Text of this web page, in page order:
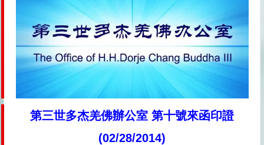
第三世多杰羌佛辦公室 第十號來函印證
(02/28/2014)